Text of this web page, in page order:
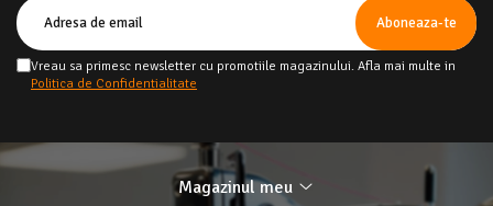
Vreau sa primesc newsletter cu promotiile magazinului. Afla mai multe in
Politica de Confidentialitate
Magazinul meu